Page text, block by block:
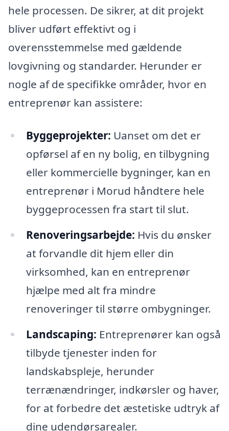
hele processen. De sikrer, at dit projekt
bliver udført effektivt og i
overensstemmelse med gældende
lovgivning og standarder. Herunder er
nogle af de specifikke områder, hvor en
entreprenør kan assistere:
Byggeprojekter: Uanset om det er
opførsel af en ny bolig, en tilbygning
eller kommercielle bygninger, kan en
entreprenør i Morud håndtere hele
byggeprocessen fra start til slut.
Renoveringsarbejde: Hvis du ønsker
at forvandle dit hjem eller din
virksomhed, kan en entreprenør
hjælpe med alt fra mindre
renoveringer til større ombygninger.
Landscaping: Entreprenører kan også
tilbyde tjenester inden for
landskabspleje, herunder
terrænændringer, indkørsler og haver,
for at forbedre det æstetiske udtryk af
dine udendørsarealer.